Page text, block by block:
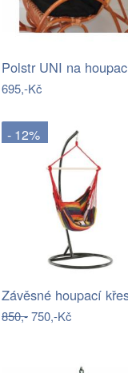
695,-Kč
- 12%
850,-750,-Kč